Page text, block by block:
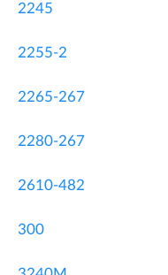
2245
2255-2
2265-267
2280-267
2610-482
300